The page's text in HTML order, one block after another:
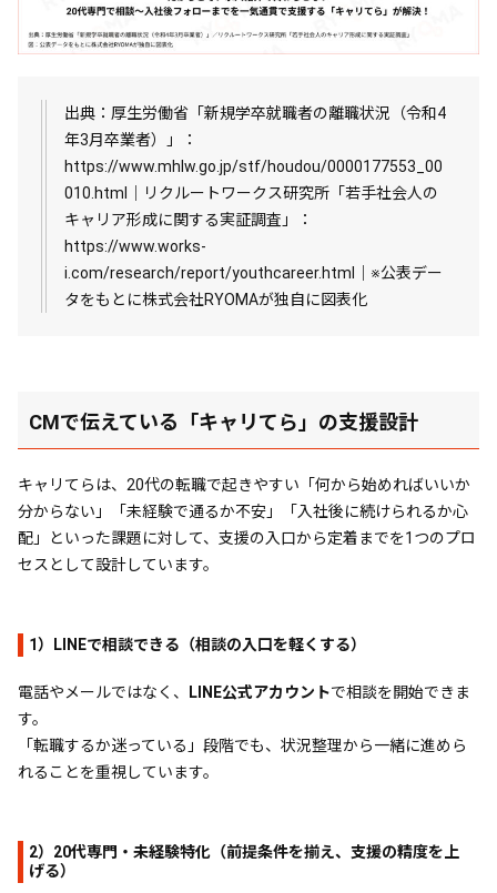
出典：厚生労働省「新規学卒就職者の離職状況（令和4
年3月卒業者）」：
https://www.mhlw.go.jp/stf/houdou/0000177553_00
010.html｜リクルートワークス研究所「若手社会人の
キャリア形成に関する実証調査」：
https://www.works-
i.com/research/report/youthcareer.html｜※公表デー
タをもとに株式会社RYOMAが独自に図表化
CMで伝えている「キャリてら」の支援設計
キャリてらは、20代の転職で起きやすい「何から始めればいいか
分からない」「未経験で通るか不安」「入社後に続けられるか心
配」といった課題に対して、支援の入口から定着までを1つのプロ
セスとして設計しています。
1）LINEで相談できる（相談の入口を軽くする）
電話やメールではなく、 LINE公式アカウントで相談を開始できま
す。
「転職するか迷っている」段階でも、状況整理から一緒に進めら
れることを重視しています。
2）20代専門・未経験特化（前提条件を揃え、支援の精度を上
げる）